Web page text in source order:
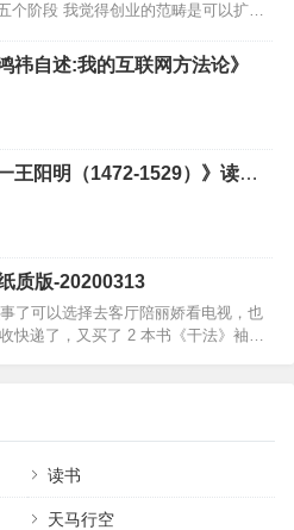
的范畴是可以扩散
业是创…
祎自述:我的互联网方法论》
王阳明（1472-1529）》读后
质版-20200313
了可以选择去客厅陪丽娇看电视，也
快递了，又买了 2 本书《干法》袖珍
读书
天马行空